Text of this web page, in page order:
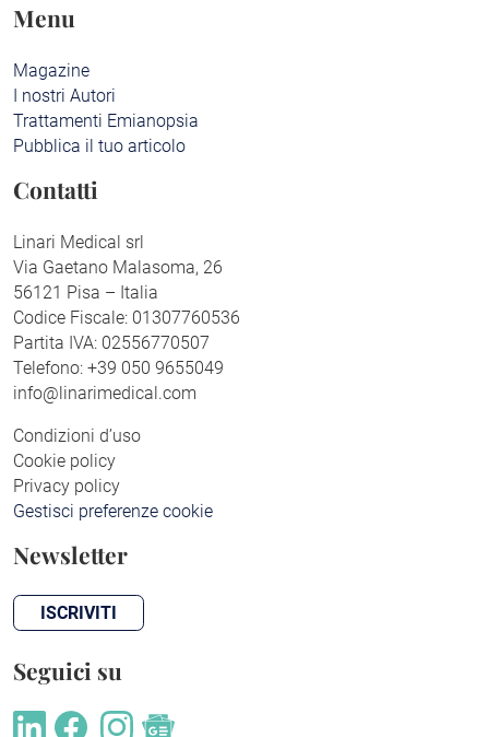
Menu
Magazine
I nostri Autori
Trattamenti Emianopsia
Pubblica il tuo articolo
Contatti
Linari Medical srl
Via Gaetano Malasoma, 26
56121 Pisa – Italia
Codice Fiscale: 01307760536
Partita IVA: 02556770507
Telefono: +39 050 9655049
info@linarimedical.com
Condizioni d’uso
Cookie policy
Privacy policy
Gestisci preferenze cookie
Newsletter
ISCRIVITI
Seguici su